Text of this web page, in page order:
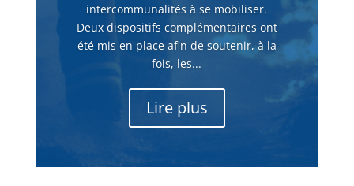
intercommunalités à se mobiliser.
Deux dispositifs complémentaires ont
été mis en place afin de soutenir, à la
fois, les...
Lire plus